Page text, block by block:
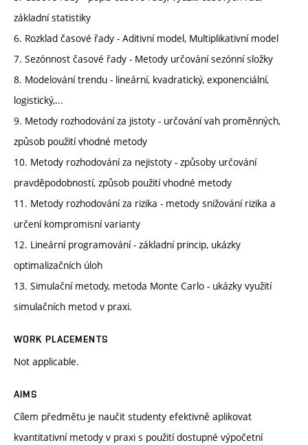
základní statistiky
6. Rozklad časové řady - Aditivní model, Multiplikativní model
7. Sezónnost časové řady - Metody určování sezónní složky
8. Modelování trendu - lineární, kvadratický, exponenciální,
logistický,...
9. Metody rozhodování za jistoty - určování vah proměnných,
způsob použití vhodné metody
10. Metody rozhodování za nejistoty - způsoby určování
pravděpodobností, způsob použití vhodné metody
11. Metody rozhodování za rizika - metody snižování rizika a
určení kompromisní varianty
12. Lineární programování - základní princip, ukázky
optimalizačních úloh
13. Simulační metody, metoda Monte Carlo - ukázky využití
simulačních metod v praxi.
WORK PLACEMENTS
Not applicable.
AIMS
Cílem předmětu je naučit studenty efektivně aplikovat
kvantitativní metody v praxi s použití dostupné výpočetní